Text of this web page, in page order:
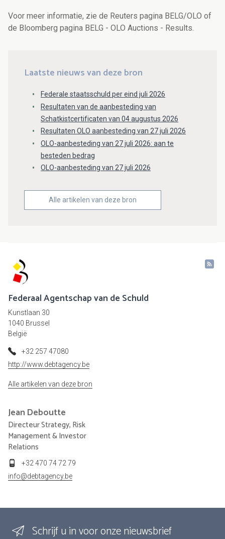
Voor meer informatie, zie de Reuters pagina BELG/OLO of
de Bloomberg pagina BELG - OLO Auctions - Results.
Laatste nieuws van deze bron
Federale staatsschuld per eind juli 2026
Resultaten van de aanbesteding van
Schatkistcertificaten van 04 augustus 2026
Resultaten OLO aanbesteding van 27 juli 2026
OLO-aanbesteding van 27 juli 2026: aan te
besteden bedrag
OLO-aanbesteding van 27 juli 2026
Alle artikelen van deze bron
Federaal Agentschap van de Schuld
Kunstlaan 30
1040 Brussel
België
+32 257 47080
http://www.debtagency.be
Alle artikelen van deze bron
Jean Deboutte
Directeur Strategy, Risk
Management & Investor
Relations
+32 470 74 72 79
info@debtagency.be
Schrijf u in voor onze nieuwsbrief